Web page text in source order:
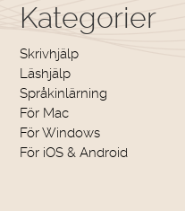
Kategorier
Skrivhjälp
Läshjälp
Språkinlärning
För Mac
För Windows
För iOS & Android